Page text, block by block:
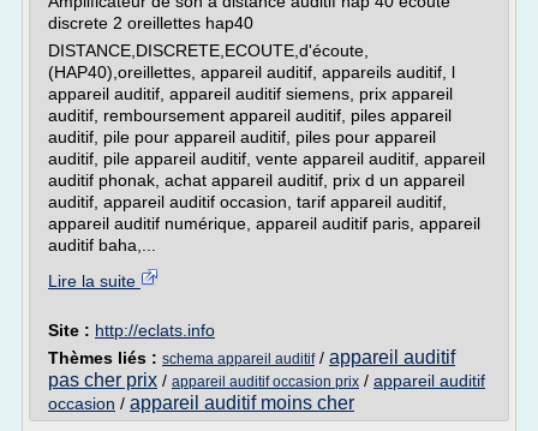
discrete 2 oreillettes hap40
DISTANCE,DISCRETE,ECOUTE,d'écoute,
(HAP40),oreillettes, appareil auditif, appareils auditif, l
appareil auditif, appareil auditif siemens, prix appareil
auditif, remboursement appareil auditif, piles appareil
auditif, pile pour appareil auditif, piles pour appareil
auditif, pile appareil auditif, vente appareil auditif, appareil
auditif phonak, achat appareil auditif, prix d un appareil
auditif, appareil auditif occasion, tarif appareil auditif,
appareil auditif numérique, appareil auditif paris, appareil
auditif baha,...
Lire la suite
Site : http://eclats.info
Thèmes liés : schema appareil auditif/ appareil auditif
pas cher prix / appareil auditif occasion prix / appareil auditif
occasion / appareil auditif moins cher